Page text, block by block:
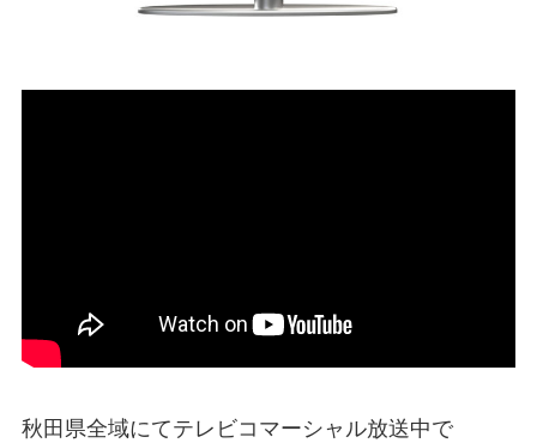
秋田県全域にてテレビコマーシャル放送中で